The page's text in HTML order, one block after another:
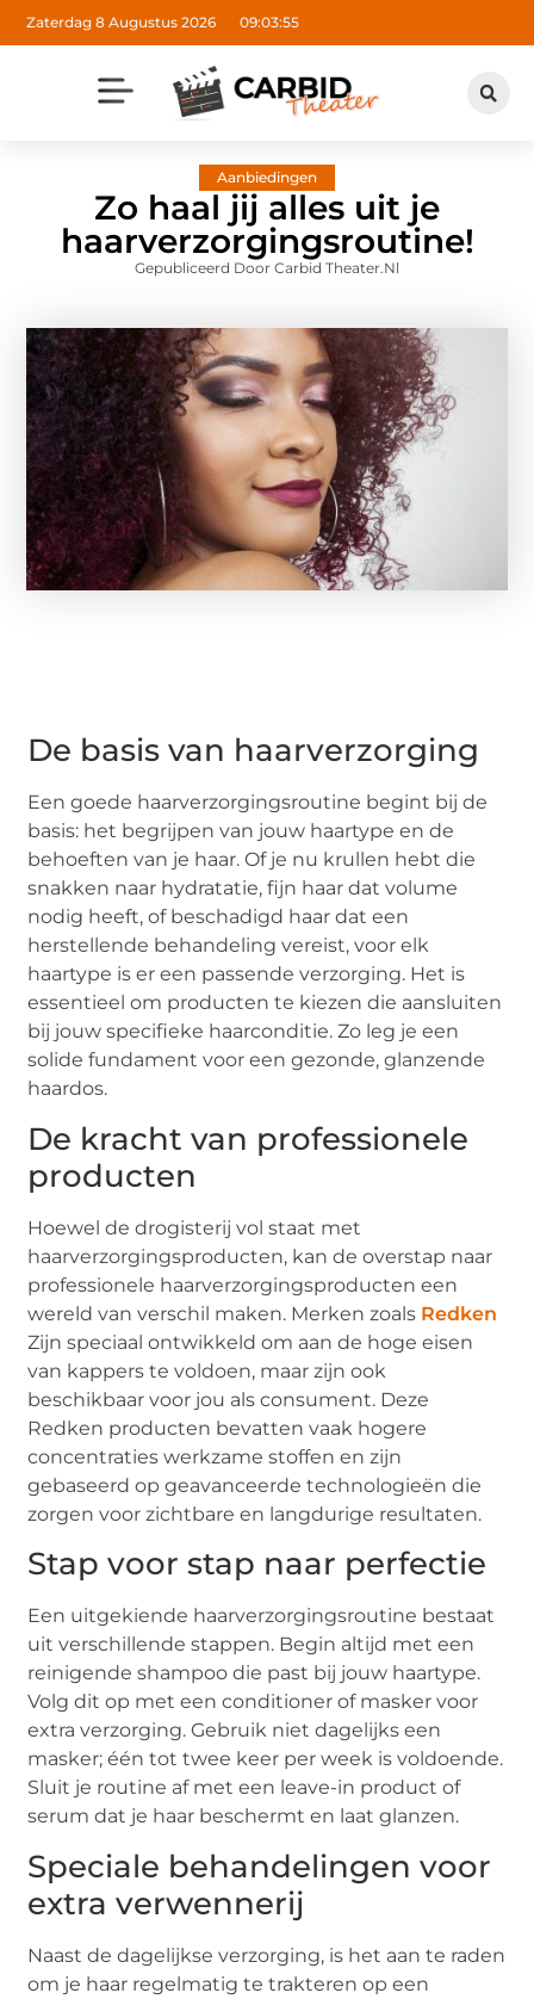
Zaterdag 8 Augustus 2026 09:03:56
Aanbiedingen
Zo haal jij alles uit je
haarverzorgingsroutine!
Gepubliceerd Door Carbid Theater.nl
De basis van haarverzorging
Een goede haarverzorgingsroutine begint bij de
basis: het begrijpen van jouw haartype en de
behoeften van je haar. Of je nu krullen hebt die
snakken naar hydratatie, fijn haar dat volume
nodig heeft, of beschadigd haar dat een
herstellende behandeling vereist, voor elk
haartype is er een passende verzorging. Het is
essentieel om producten te kiezen die aansluiten
bij jouw specifieke haarconditie. Zo leg je een
solide fundament voor een gezonde, glanzende
haardos.
De kracht van professionele
producten
Hoewel de drogisterij vol staat met
haarverzorgingsproducten, kan de overstap naar
professionele haarverzorgingsproducten een
wereld van verschil maken. Merken zoals Redken
Zijn speciaal ontwikkeld om aan de hoge eisen
van kappers te voldoen, maar zijn ook
beschikbaar voor jou als consument. Deze
Redken producten bevatten vaak hogere
concentraties werkzame stoffen en zijn
gebaseerd op geavanceerde technologieën die
zorgen voor zichtbare en langdurige resultaten.
Stap voor stap naar perfectie
Een uitgekiende haarverzorgingsroutine bestaat
uit verschillende stappen. Begin altijd met een
reinigende shampoo die past bij jouw haartype.
Volg dit op met een conditioner of masker voor
extra verzorging. Gebruik niet dagelijks een
masker; één tot twee keer per week is voldoende.
Sluit je routine af met een leave-in product of
serum dat je haar beschermt en laat glanzen.
Speciale behandelingen voor
extra verwennerij
Naast de dagelijkse verzorging, is het aan te raden
om je haar regelmatig te trakteren op een